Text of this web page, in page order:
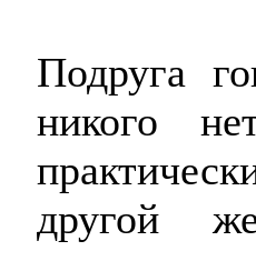
Подруга
никого
другой